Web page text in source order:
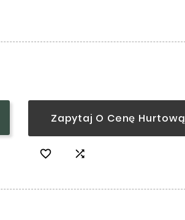
Zapytaj O Cenę Hurtową
 